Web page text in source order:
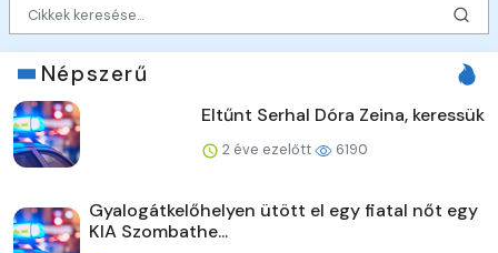
Népszerű
Eltűnt Serhal Dóra Zeina, keressük
2 éve ezelőtt 6190
Gyalogátkelőhelyen ütött el egy fiatal nőt egy
KIA Szombathe...